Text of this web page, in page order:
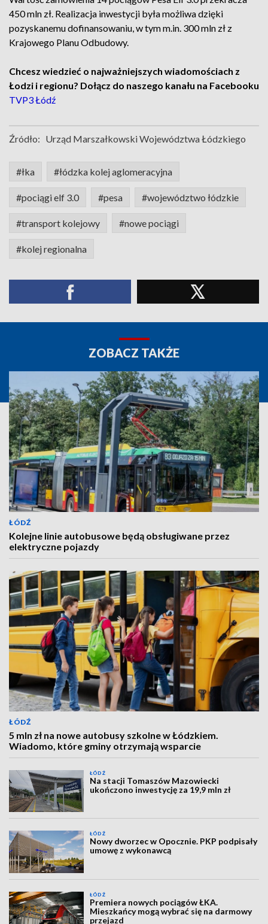
450 mln zł. Realizacja inwestycji była możliwa dzięki
pozyskanemu dofinansowaniu, w tym m.in. 300 mln zł z
Krajowego Planu Odbudowy.
Chcesz wiedzieć o najważniejszych wiadomościach z
Łodzi i regionu? Dołącz do naszego kanału na Facebooku
TVP3 Łódź
Źródło: Urząd Marszałkowski Województwa Łódzkiego
#łka #łódzka kolej aglomeracyjna
#pociągi elf 3.0 #pesa #województwo łódzkie
#transport kolejowy #nowe pociągi
#kolej regionalna
ZOBACZ TAKŻE
ŁÓDŹ
Kolejne linie autobusowe będą obsługiwane przez
elektryczne pojazdy
ŁÓDŹ
5 mln zł na nowe autobusy szkolne w Łódzkiem.
Wiadomo, które gminy otrzymają wsparcie
ŁÓDŹ
Na stacji Tomaszów Mazowiecki
ukończono inwestycję za 19,9 mln zł
ŁÓDŹ
Nowy dworzec w Opocznie. PKP podpisały
umowę z wykonawcą
ŁÓDŹ
Premiera nowych pociągów ŁKA.
Mieszkańcy mogą wybrać się na darmowy
przejazd